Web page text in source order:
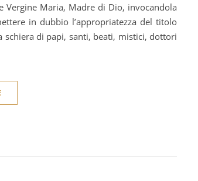
Vergine Maria, Madre di Dio, invocandola
in dubbio l’appropriatezza del titolo
schiera di papi, santi, beati, mistici, dottori